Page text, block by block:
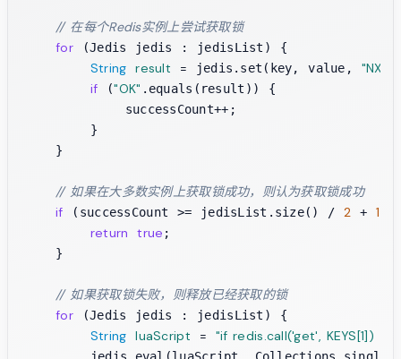
// 在每个Redis实例上尝试获取锁
for (Jedis jedis : jedisList) {
String result = jedis.set(key, value, "NX"
if ("OK" .equals(result)) {
            successCount++;
        }
    }
// 如果在大多数实例上获取锁成功，则认为获取锁成功
if (successCount >= jedisList.size() / 2 + 1
return true ;
    }
// 如果获取锁失败，则释放已经获取的锁
for (Jedis jedis : jedisList) {
String luaScript = "if redis.call('get', KEYS[1])